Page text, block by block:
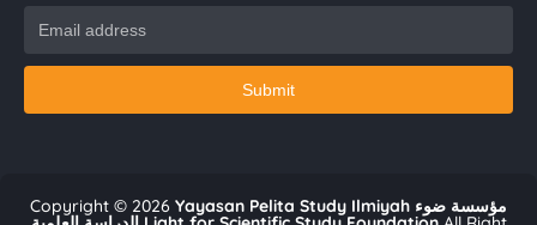
Copyright © 2026 Yayasan Pelita Study Ilmiyah مؤسسة ضوء